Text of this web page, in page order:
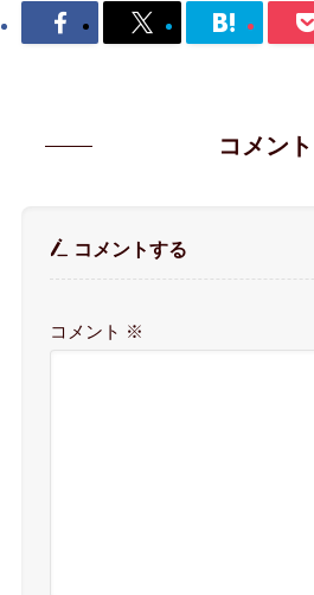
コメント
コメントする
コメント ※